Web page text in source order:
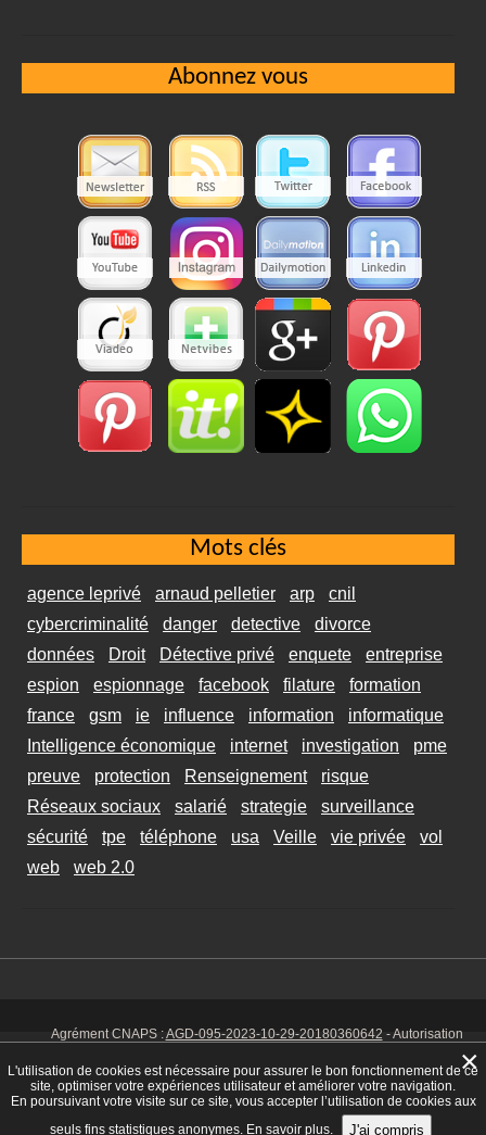
Abonnez vous
Mots clés
agence leprivé arnaud pelletier arp
cnil
cybercriminalité
danger detective
divorce
données
Droit Détective privé enquete
entreprise
espion
espionnage facebook filature
formation
france
gsm ie influence information
informatique
Intelligence économique
internet investigation
pme
preuve
protection Renseignement
risque
Réseaux sociaux
salarié strategie
surveillance
sécurité
tpe téléphone usa Veille vie privée
vol
web
web 2.0
Agrément CNAPS :AGD-095-2023-10-29-20180360642 - Autorisation
925 00038 - Code NAF 8030 Z -Mentions Légales-CookiesTél. : 06 14
01 75 32
L'utilisation de cookies est nécessaire pour assurer le bon fonctionnement de ce
site, optimiser votre expériences utilisateur et améliorer votre navigation.
En poursuivant votre visite sur ce site, vous accepter l’utilisation de cookies aux
seuls fins statistiques anonymes. En savoir plus. J'ai compris
×